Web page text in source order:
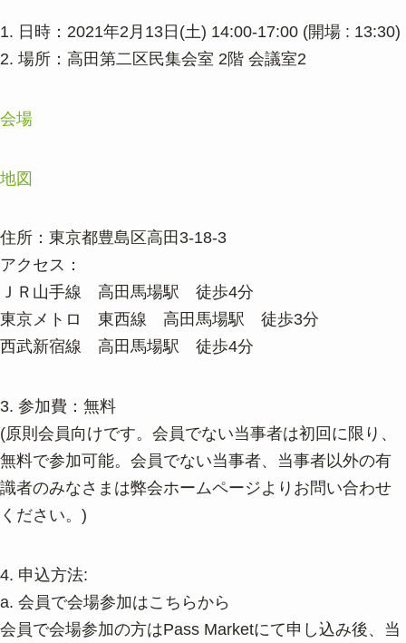
1. 日時：2021年2月13日(土) 14:00-17:00 (開場 : 13:30)
2. 場所：高田第二区民集会室 2階 会議室2
会場
地図
住所：東京都豊島区高田3-18-3
アクセス：
ＪＲ山手線 高田馬場駅 徒歩4分
東京メトロ 東西線 高田馬場駅 徒歩3分
西武新宿線 高田馬場駅 徒歩4分
3. 参加費：無料
(原則会員向けです。会員でない当事者は初回に限り、
無料で参加可能。会員でない当事者、当事者以外の有
識者のみなさまは弊会ホームページよりお問い合わせ
ください。)
4. 申込方法:
a. 会員で会場参加はこちらから
会員で会場参加の方はPass Marketにて申し込み後、当